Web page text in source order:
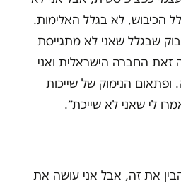
הכיבוש, לא בגלל האלימות.
שבגלל שאני לא מתגייסת
החברה הישראלית ואני
הנימוק של שייכות
לי שאני לא שייכת״.
את זה, אבל אני עושה את